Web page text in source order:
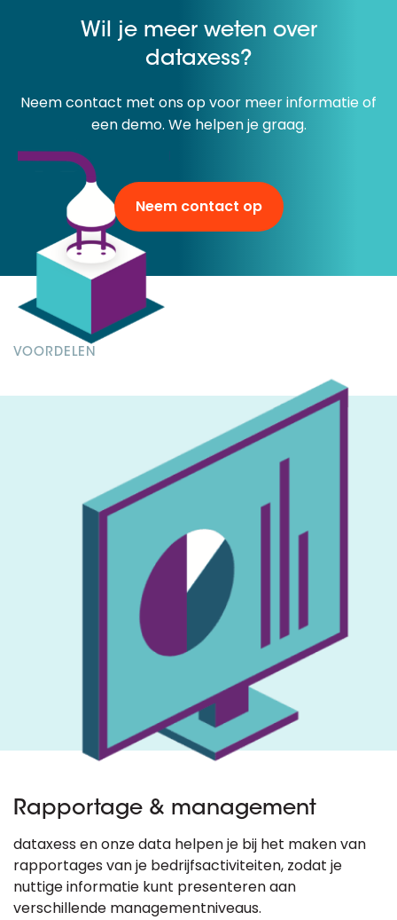
Wil je meer weten over
dataxess?
Neem contact met ons op voor meer informatie of
een demo. We helpen je graag.
Neem contact op
VOORDELEN
Rapportage & management
dataxess en onze data helpen je bij het maken van
rapportages van je bedrijfsactiviteiten, zodat je
nuttige informatie kunt presenteren aan
verschillende managementniveaus.